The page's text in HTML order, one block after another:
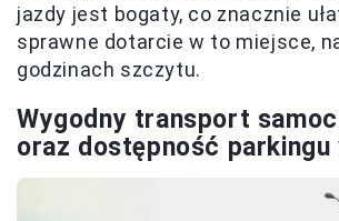
jazdy jest bogaty, co znacznie
sprawne dotarcie w to miejsce,
godzinach szczytu.
Wygodny transport
oraz dostępność parkingu